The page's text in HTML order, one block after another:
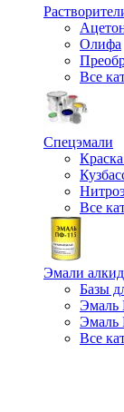
Олифа
Все
Спецэмали
Все
Эмали
Базы
Эмаль
Эмаль
Все